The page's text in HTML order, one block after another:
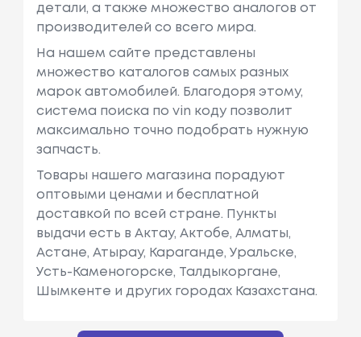
детали, а также множество аналогов от
производителей со всего мира.
На нашем сайте представлены
множество каталогов самых разных
марок автомобилей. Благодоря этому,
система поиска по vin коду позволит
максимально точно подобрать нужную
запчасть.
Товары нашего магазина порадуют
оптовыми ценами и бесплатной
доставкой по всей стране. Пункты
выдачи есть в Актау, Актобе, Алматы,
Астане, Атырау, Караганде, Уральске,
Усть-Каменогорске, Талдыкоргане,
Шымкенте и других городах Казахстана.